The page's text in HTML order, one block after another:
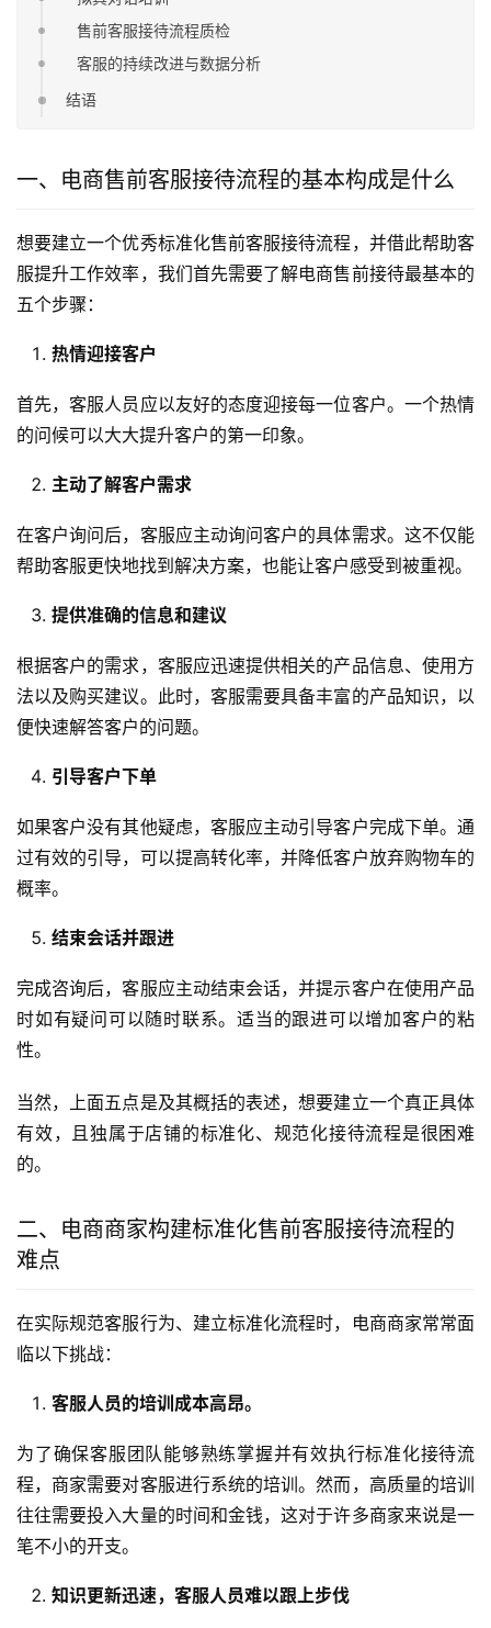
售前客服接待流程质检
客服的持续改进与数据分析
结语
一、电商售前客服接待流程的基本构成是什么
想要建立一个优秀标准化售前客服接待流程，并借此帮助客
服提升工作效率，我们首先需要了解电商售前接待最基本的
五个步骤：
热情迎接客户
首先，客服人员应以友好的态度迎接每一位客户。一个热情
的问候可以大大提升客户的第一印象。
主动了解客户需求
在客户询问后，客服应主动询问客户的具体需求。这不仅能
帮助客服更快地找到解决方案，也能让客户感受到被重视。
提供准确的信息和建议
根据客户的需求，客服应迅速提供相关的产品信息、使用方
法以及购买建议。此时，客服需要具备丰富的产品知识，以
便快速解答客户的问题。
引导客户下单
如果客户没有其他疑虑，客服应主动引导客户完成下单。通
过有效的引导，可以提高转化率，并降低客户放弃购物车的
概率。
结束会话并跟进
完成咨询后，客服应主动结束会话，并提示客户在使用产品
时如有疑问可以随时联系。适当的跟进可以增加客户的粘
性。
当然，上面五点是及其概括的表述，想要建立一个真正具体
有效，且独属于店铺的标准化、规范化接待流程是很困难
的。
二、电商商家构建标准化售前客服接待流程的
难点
在实际规范客服行为、建立标准化流程时，电商商家常常面
临以下挑战：
客服人员的培训成本高昂。
为了确保客服团队能够熟练掌握并有效执行标准化接待流
程，商家需要对客服进行系统的培训。然而，高质量的培训
往往需要投入大量的时间和金钱，这对于许多商家来说是一
笔不小的开支。
知识更新迅速，客服人员难以跟上步伐